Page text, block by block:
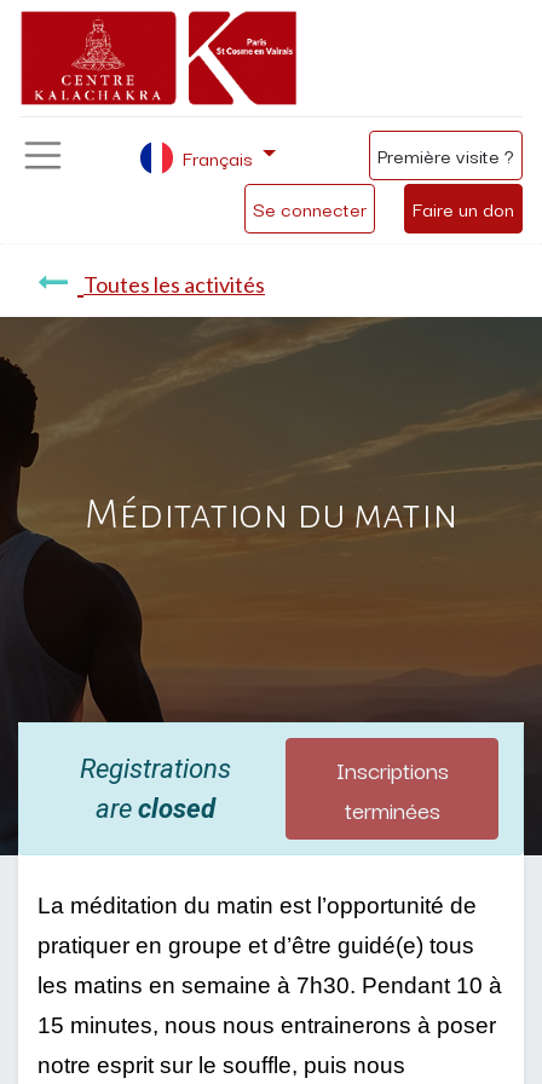
Se connecter Faire un don
Français Première visite ?
Toutes les activités
Méditation du matin
Registrations
areclosed
Inscriptions
terminées
La méditation du matin est l’opportunité de
pratiquer en groupe et d’être guidé(e) tous
les matins en semaine à 7h30. Pendant 10 à
15 minutes, nous nous entrainerons à poser
notre esprit sur le souffle, puis nous